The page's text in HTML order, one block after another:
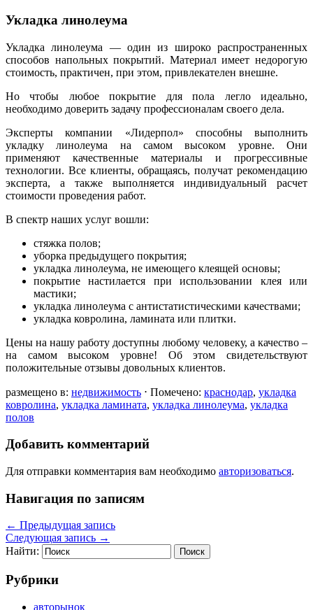
Укладка линолеума
Укладка линолеума — один из широко распространенных
способов напольных покрытий. Материал имеет недорогую
стоимость, практичен, при этом, привлекателен внешне.
Но чтобы любое покрытие для пола легло идеально,
необходимо доверить задачу профессионалам своего дела.
Эксперты компании «Лидерпол» способны выполнить
укладку линолеума на самом высоком уровне. Они
применяют качественные материалы и прогрессивные
технологии. Все клиенты, обращаясь, получат рекомендацию
эксперта, а также выполняется индивидуальный расчет
стоимости проведения работ.
В спектр наших услуг вошли:
стяжка полов;
уборка предыдущего покрытия;
укладка линолеума, не имеющего клеящей основы;
покрытие настилается при использовании клея или
мастики;
укладка линолеума с антистатистическими качествами;
укладка ковролина, ламината или плитки.
Цены на нашу работу доступны любому человеку, а качество –
на самом высоком уровне! Об этом свидетельствуют
положительные отзывы довольных клиентов.
размещено в: недвижимость ⋅ Помечено: краснодар, укладка
ковролина, укладка ламината, укладка линолеума, укладка
полов
Добавить комментарий
Для отправки комментария вам необходимо авторизоваться.
Навигация по записям
← Предыдущая запись
Следующая запись →
Найти:
Рубрики
авторынок